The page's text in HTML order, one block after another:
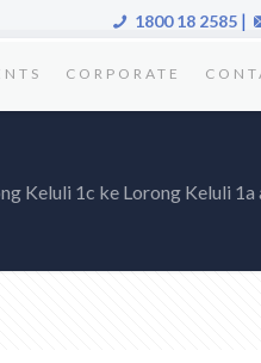
1800 18 2585 |
CORPORATE
Keluli 1c ke Lorong Keluli